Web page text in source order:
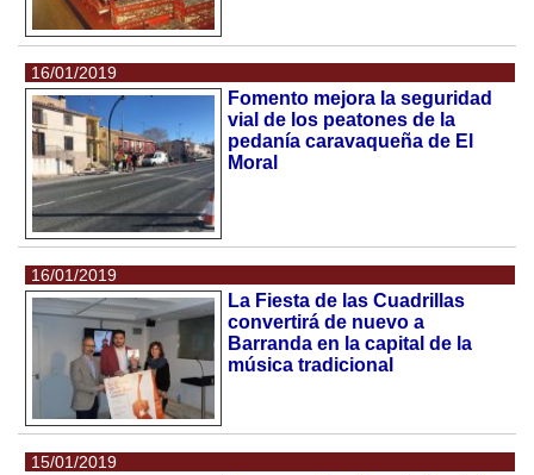
16/01/2019
Fomento mejora la seguridad
vial de los peatones de la
pedanía caravaqueña de El
Moral
16/01/2019
La Fiesta de las Cuadrillas
convertirá de nuevo a
Barranda en la capital de la
música tradicional
15/01/2019